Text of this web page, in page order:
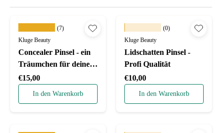
(7)
Kluge Beauty
Concealer Pinsel - ein
Träumchen für deinen
Augenbereich
Normaler Preis
€15,00
In den Warenkorb
(0)
Kluge Beauty
Lidschatten Pinsel -
Profi Qualität
Normaler Preis
€10,00
In den Warenkorb